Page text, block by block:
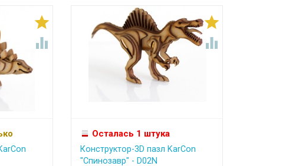




Осталась 1 штука
Конструктор-3D пазл KarCon
"Спинозавр" - D02N